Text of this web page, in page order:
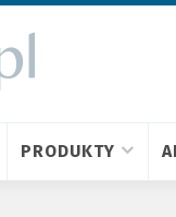
PRODUKTY